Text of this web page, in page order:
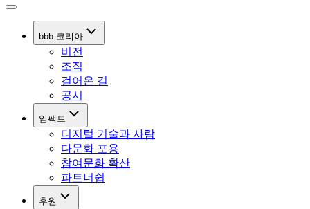
bbb 코리아
비전
조직
걸어온 길
공시
임팩트
디지털 기술과 사람
다문화 포용
참여문화 확산
파트너쉽
후원